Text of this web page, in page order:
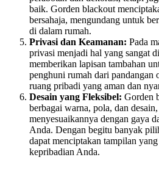
baik. Gorden blackout
bersahaja, mengundang untuk
di dalam rumah.
Privasi dan Keamanan: Pada
privasi menjadi hal yang sangat
memberikan lapisan tambahan
penghuni rumah dari pandangan
ruang pribadi yang aman dan
Desain yang Fleksibel: Gorden
berbagai warna, pola, dan
menyesuaikannya dengan gaya
Anda. Dengan begitu banyak
dapat menciptakan tampilan
kepribadian Anda.